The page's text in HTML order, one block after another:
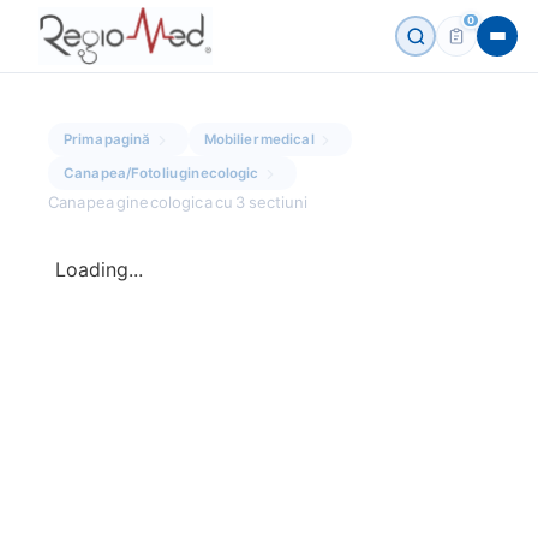
0
Prima pagină
Mobilier medical
Canapea/Fotoliu ginecologic
Canapea ginecologica cu 3 sectiuni
Loading...